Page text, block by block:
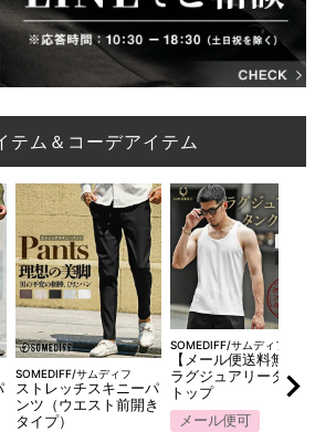
テム＆コーデアイテム
SOMEDIFF/サムディフ
ストレッチスキニーパ
ンツ（ウエスト前開き
タイプ）
SOMEDIFF/サムディフ
【メール便送料無料】
ラグジュアリータンク
トップ
メール便可